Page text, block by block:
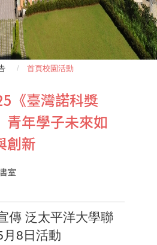
首頁校園活動
《臺灣諾科獎
青年學子未來如
創新
室
傳 泛太平洋大學聯
月8日活動